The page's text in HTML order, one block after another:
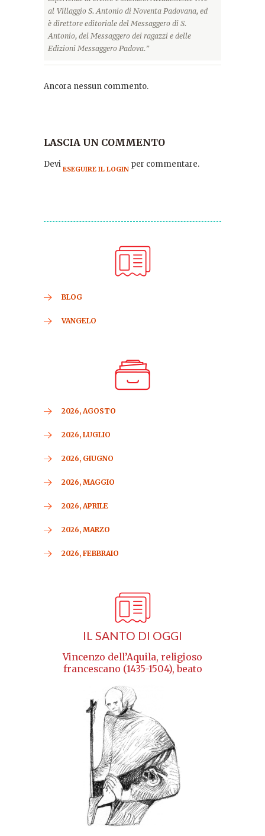
al Villaggio S. Antonio di Noventa Padovana, ed
è direttore editoriale del Messaggero di S.
Antonio, del Messaggero dei ragazzi e delle
Edizioni Messaggero Padova.”
Ancora nessun commento.
LASCIA UN COMMENTO
Devi ESEGUIRE IL LOGIN per commentare.
BLOG
VANGELO
2026, AGOSTO
2026, LUGLIO
2026, GIUGNO
2026, MAGGIO
2026, APRILE
2026, MARZO
2026, FEBBRAIO
IL SANTO DI OGGI
Vincenzo dell’Aquila, religioso
francescano (1435-1504), beato